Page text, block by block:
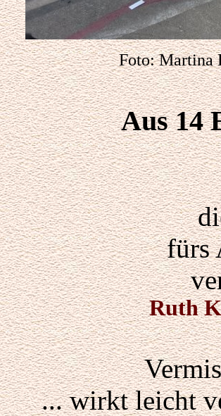
Foto:Martina
Aus 14
fürs
Ruth
... wirkt leicht